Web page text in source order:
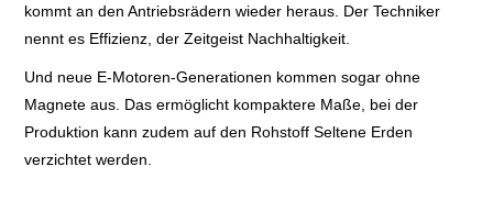
ASSISTENT
AUSWEICH-
ASSISTENT
kommt an den Antriebsrädern wieder heraus. Der Techniker
nennt es Effizienz, der Zeitgeist Nachhaltigkeit.
Und neue E-Motoren-Generationen kommen sogar ohne
Magnete aus. Das ermöglicht kompaktere Maße, bei der
Produktion kann zudem auf den Rohstoff Seltene Erden
verzichtet werden.